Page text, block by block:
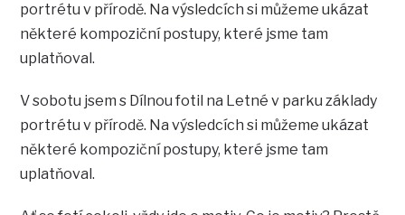
portrétu v přírodě. Na výsledcích si můžeme ukázat
některé kompoziční postupy, které jsme tam
uplatňoval.
V sobotu jsem s Dílnou fotil na Letné v parku základy
portrétu v přírodě. Na výsledcích si můžeme ukázat
některé kompoziční postupy, které jsme tam
uplatňoval.